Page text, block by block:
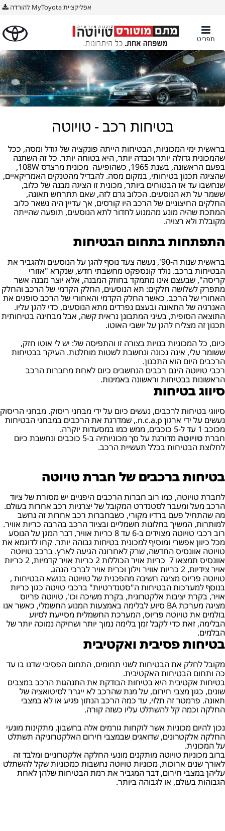
אפליקציית MyToyota להורדה
תפריט
בטיחות רכב - טויוטה
בראשית ימי המכוניות, הבטיחות הייתה פונקציה של גודל ומסה, ככל
שהמכונית גדולה יותר וכבדה יותר, היא בטוחה יותר. כל זה השתנה
בפעם הראשונה, בשנת 1965, כשהופיעה מכונית מרצדס 108W,
שהציגה תכנון בטיחותי, במקום מסה. להבדיל מהטנקים האמריקאיים,
שנחשבו עד אז הבטוחים ביותר, מכונית זו הציגה מבנה של כלוב,
ששמר על תא הנוסעים. הכלוב גרם לזה, שאם תתרחש תאונה,
החלקים החיצוניים של הרכב היו קורסים, אך עדיין היה נשאר כלוב
המתכת שהיה מונע מהמנוע לחדור לתא הנוסעים, תופעה שהייתה
מקובלת ולא רצויה.
התפתחות בתחום הבטיחות
בראשית שנות ה-90', נעשה צעד נוסף להגן על הנוסעים ולהגביר את
הבטיחות ברכב. נולד קונספקט מחשבתי חדש, שנקרא "אזורי
קריסה", שבעצם אינו מתמקד בחוזק המבנה, אלא יוצר מבנה אשר
מתפרק לשלושה חלקים: תא הנוסעים, החלק הקדמי של הרכב והחלק
האחורי של הרכב. כאשר החלק הקדמי והאחורי של הרכב סופגים את
האנרגיה של התאונה ובעצם נפרדים מתא הנוסעים, כדי להגן עליו.
התוצאה הסופית, בעיני המתבונן נראית קשה, אבל מבחינה בטיחותית
תכנון זה מצליח להגן על יושבי האוטו.
כיום, כל המכוניות בנויות בצורה זו והתפיסה של: יש לי אוטו חזק,
ששומר עלי, אינה נכונה ונחשבת לשטות מוחלטת. העיקר בבטיחות
הרכבים היום הוא התכנון.
רכבי טויוטה הינם רכבים הנחשבים כיום לאחת מחברות הרכב
הראשונות בבטיחות וראשונה באמינות.
סיווג בטיחות
סיווגי בטיחות לרכבים, נעשים כיום על ידי מבחני ריסוק. מבחני הריסוק
נעשים על ידי ארגון n.c.a.p., שמדרגת את הרכבים במבחני הבטיחות
מכוכב 1 עד ל-5 כוכבים, ממש כמו במסעדות יוקרה.
חברת טויוטה
מדורגת על סך מכוניותיה ב-5 כוכבים ונחשבת כיום
לחלוצת הבטיחות בכלל תעשיית הרכב.
בטיחות ברכבים של חברת טויוטה
לחברת טויוטה, כמו רוב חברות הרכבים היפניים יש מסורת של ציוד
הרכב מעל ומעבר לסטנדרט המקובל של יצרניות רכב אחרות בעולם.
מה שהתחיל פעם ברדיו מקורי, כשבחברות רכב אחרות זה נחשב
למותרות, המשיך בחלונות חשמליים ובציוד הרכב בהרבה כריות אוויר.
רוב רכבי טויוטה מצוידים ב-6 עד 8 כריות אוויר, דבר המגן על הנוסע
מכל כיוון אפשרי ומוסיף למכונית בטיחות גבוהה יותר. קחו לדוגמא את
טויוטה אוונסיס החדשה, שרק לאחרונה הגיעה לארץ. ברכב טויוטה
אוונסיס תמצאו 7 כריות אויר הכוללות 2 כריות אויר קדמיות, 2 כריות
אויר צידיות, 2 כריות אוויר וילון וכרית אויר לברכי הנהג.
טויוטה פריוס מציגה חשיבה מהפכנית של טויוטה בנושא הבטיחות ,
בנוסף למערכות הבטיחות ה"סטנדרטיות" ברכבי טויטה כגון כריות
אויר, בקרת יציבות אלקטרונית, בקרת משיכה וכו', טויוטה פריוס
מציגה מערכת BA סיוע לבלימה באמצעות המנוע החשמלי, כאשר אנו
בולמים את טויוטה פריוס, המערכת החשמלית מסייעת לסיוע
הבלימה, זאת כדי לקבל זמן בלימה נמוך יותר ושחיקה נמוכה יותר של
הבלמים.
בטיחות פסיבית ואקטיבית
מקובל לחלק את הבטיחות לשני תחומים, התחום הפסיבי שדנו בו עד
כה ותחום הבטיחות האקטיבית.
בטיחות אקטיבית היא בטיחות הבודקת את התנהגות הרכב במצבים
שונים, כגון מצבי חירום, על מנת שהרכב לא ייגרר לסיטואציה של
תאונה. פרמטר זה תלוי, עד כמה הרכב הנתון פגיע או לא במצבי
החלקה וכמה קל להשתלט עליו כשזה קורה.
נכון להיום מכוניות אשר לוקחות גורמים אלה בחשבון, מתקינות מונעי
החלקה אלקטרונים, שדואגים שבמצבי חירום האלקטרוניקה תשתלט
על המכונית.
ברוב מכוניות טויוטה מותקנים מונעי החלקה אלקטרוניים ומלבד זה
לאורך שנים ארוכות, מכוניות טויוטה נחשבות כמכוניות שקל להשתלט
עליהן במצבי חירום, דבר המגביר את רמת הבטיחות שלהן לאחת
הגבוהות בעולם, או לגבוהה ביותר.